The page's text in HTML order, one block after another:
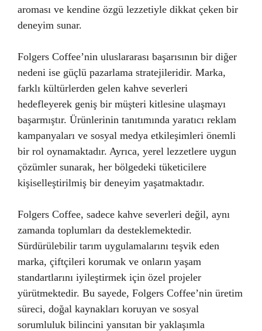
aroması ve kendine özgü lezzetiyle dikkat çeken bir
deneyim sunar.
Folgers Coffee’nin uluslararası başarısının bir diğer
nedeni ise güçlü pazarlama stratejileridir. Marka,
farklı kültürlerden gelen kahve severleri
hedefleyerek geniş bir müşteri kitlesine ulaşmayı
başarmıştır. Ürünlerinin tanıtımında yaratıcı reklam
kampanyaları ve sosyal medya etkileşimleri önemli
bir rol oynamaktadır. Ayrıca, yerel lezzetlere uygun
çözümler sunarak, her bölgedeki tüketicilere
kişiselleştirilmiş bir deneyim yaşatmaktadır.
Folgers Coffee, sadece kahve severleri değil, aynı
zamanda toplumları da desteklemektedir.
Sürdürülebilir tarım uygulamalarını teşvik eden
marka, çiftçileri korumak ve onların yaşam
standartlarını iyileştirmek için özel projeler
yürütmektedir. Bu sayede, Folgers Coffee’nin üretim
süreci, doğal kaynakları koruyan ve sosyal
sorumluluk bilincini yansıtan bir yaklaşımla